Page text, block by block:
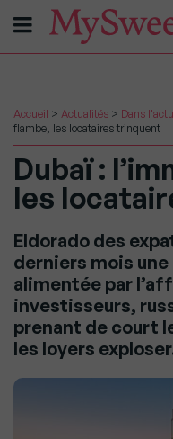
Accueil > Actualités > Dans l'actu
flambe, les locataires trinquent
Dubaï :
les
Eldorado des
derniers mois
alimentée par
investisseurs,
prenant de court
les loyers